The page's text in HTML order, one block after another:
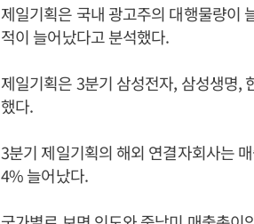
제일기획은 국내 광고주의 대행물량이
적이 늘어났다고 분석했다.
제일기획은 3분기 삼성전자, 삼성생명,
했다.
3분기 제일기획의 해외 연결자회사는
4% 늘어났다.